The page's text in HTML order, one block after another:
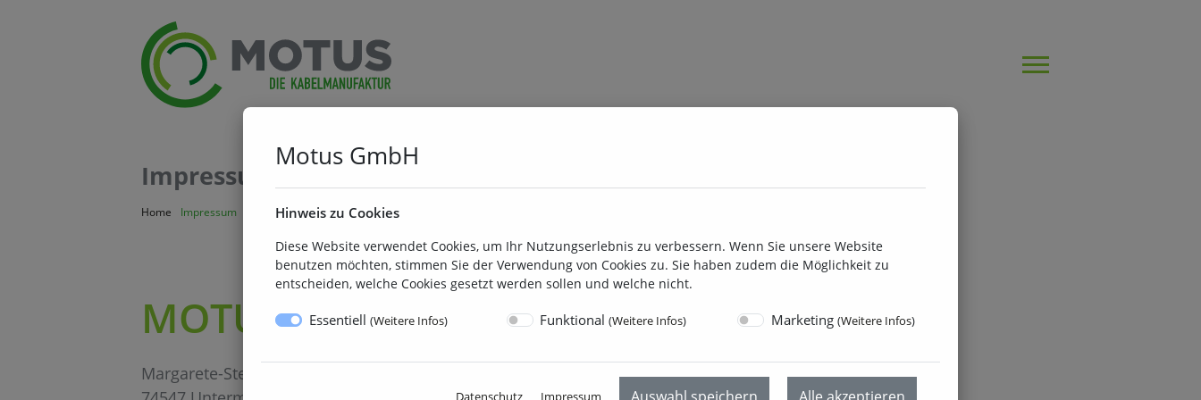
Impressum
Home Impressum
MOTUS GmbH
Margarete-Steiff-Str. 8
Motus GmbH
Hinweis zu Cookies
Diese Website verwendet Cookies, um Ihr Nutzungserlebnis zu verbessern. Wenn Sie unsere Website
benutzen möchten, stimmen Sie der Verwendung von Cookies zu. Sie haben zudem die Möglichkeit zu
entscheiden, welche Cookies gesetzt werden sollen und welche nicht.
Essentiell (Weitere Infos) Funktional(Weitere Infos) Marketing (Weitere Infos)
Datenschutz Impressum